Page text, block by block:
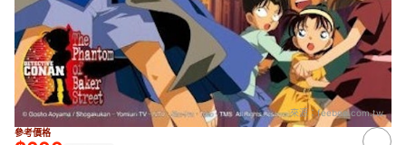
來源：feebee.com.tw
參考價格